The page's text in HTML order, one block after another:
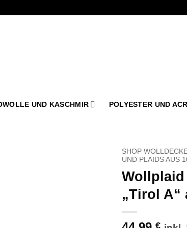
UND KASCHMIR POLYESTER UND
SHOP
UND PLAIDS AUS
„Tirol A“
€